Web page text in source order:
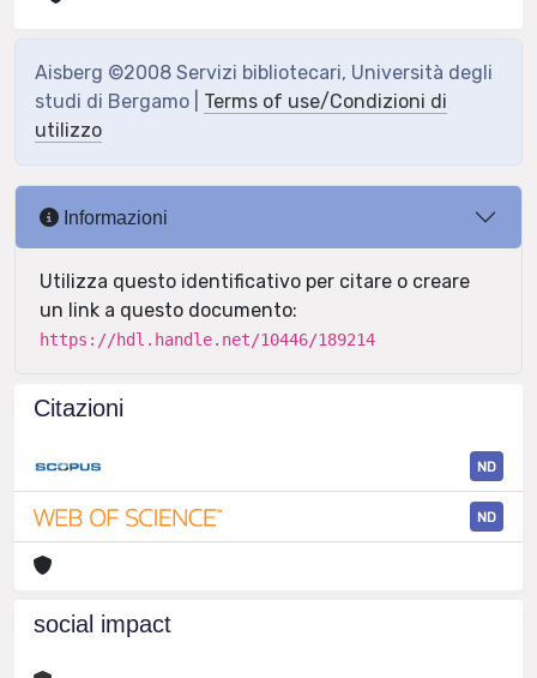
Aisberg ©2008 Servizi bibliotecari, Università degli
studi di Bergamo | Terms of use/Condizioni di
utilizzo
Informazioni
Utilizza questo identificativo per citare o creare
un link a questo documento:
https://hdl.handle.net/10446/189214
Citazioni
ND
ND
social impact